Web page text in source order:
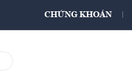
CHỨNG KHOÁN